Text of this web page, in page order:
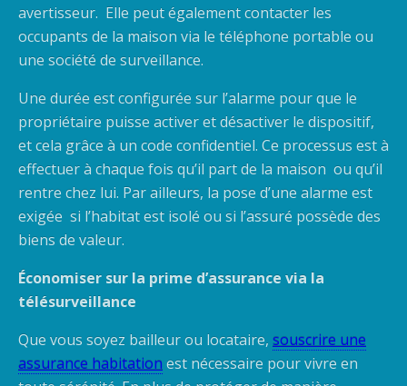
avertisseur. Elle peut également contacter les
occupants de la maison via le téléphone portable ou
une société de surveillance.
Une durée est configurée sur l’alarme pour que le
propriétaire puisse activer et désactiver le dispositif,
et cela grâce à un code confidentiel. Ce processus est à
effectuer à chaque fois qu’il part de la maison ou qu’il
rentre chez lui. Par ailleurs, la pose d’une alarme est
exigée si l’habitat est isolé ou si l’assuré possède des
biens de valeur.
Économiser sur la prime d’assurance via la
télésurveillance
Que vous soyez bailleur ou locataire, souscrire une
assurance habitation est nécessaire pour vivre en